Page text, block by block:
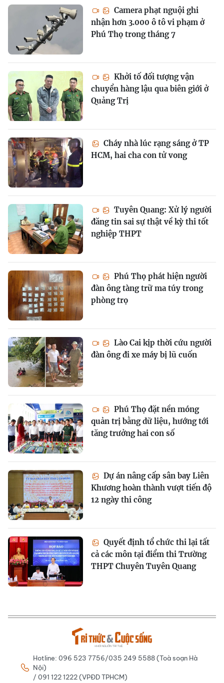
Camera phạt nguội ghi
nhận hơn 3.000 ô tô vi phạm ở
Phú Thọ trong tháng 7
Khởi tố đối tượng vận
chuyển hàng lậu qua biên giới ở
Quảng Trị
Cháy nhà lúc rạng sáng ở TP
HCM, hai cha con tử vong
Tuyên Quang: Xử lý người
đăng tin sai sự thật về kỳ thi tốt
nghiệp THPT
Phú Thọ phát hiện người
đàn ông tàng trữ ma túy trong
phòng trọ
Lào Cai kịp thời cứu người
đàn ông đi xe máy bị lũ cuốn
Phú Thọ đặt nền móng
quản trị bằng dữ liệu, hướng tới
tăng trưởng hai con số
Dự án nâng cấp sân bay Liên
Khương hoàn thành vượt tiến độ
12 ngày thi công
Quyết định tổ chức thi lại tất
cả các môn tại điểm thi Trường
THPT Chuyên Tuyên Quang
Hotline: 096 523 7756/035 249 5588 (Toà soạn Hà
Nội)
/ 091 122 1222 (VPĐD TPHCM)